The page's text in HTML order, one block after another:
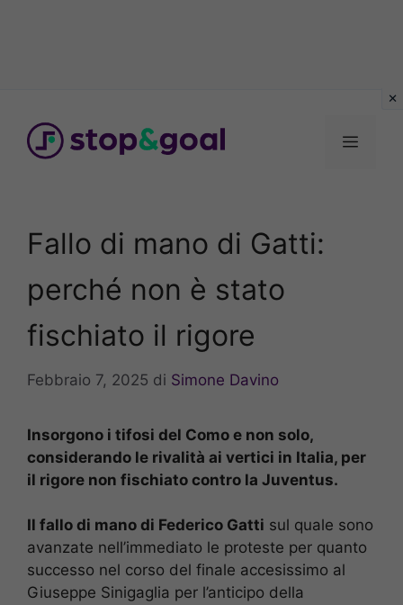
contenuto
Menu
Fallo di mano di Gatti:
perché non è stato
fischiato il rigore
Febbraio 7, 2025 di Simone Davino
Insorgono i tifosi del Como e non solo,
considerando le rivalità ai vertici in Italia, per
il rigore non fischiato contro la Juventus.
Il fallo di mano di Federico Gatti sul quale sono
avanzate nell’immediato le proteste per quanto
successo nel corso del finale accesissimo al
Giuseppe Sinigaglia per l’anticipo della